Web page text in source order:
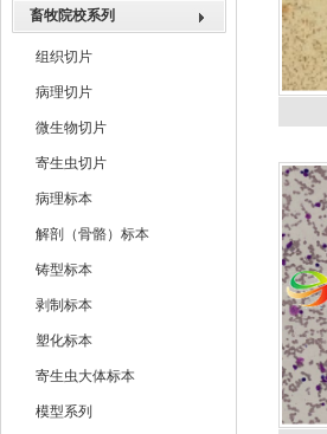
畜牧院校系列
组织切片
病理切片
微生物切片
寄生虫切片
病理标本
解剖（骨骼）标本
铸型标本
剥制标本
塑化标本
寄生虫大体标本
模型系列